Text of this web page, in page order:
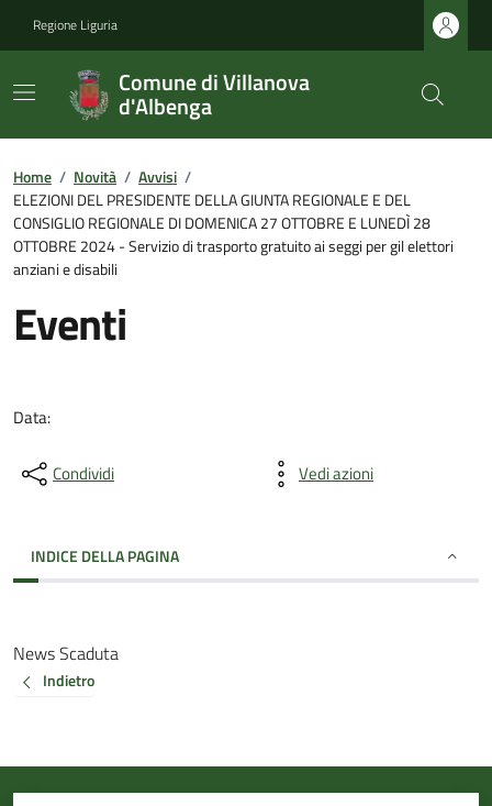
Regione Liguria
Comune di Villanova
d'Albenga
Home / Novità / Avvisi /
ELEZIONI DEL PRESIDENTE DELLA GIUNTA REGIONALE E DEL
CONSIGLIO REGIONALE DI DOMENICA 27 OTTOBRE E LUNEDÌ 28
OTTOBRE 2024 - Servizio di trasporto gratuito ai seggi per gil elettori
anziani e disabili
Eventi
Data:
Condividi Vedi azioni
INDICE DELLA PAGINA
News Scaduta
Indietro